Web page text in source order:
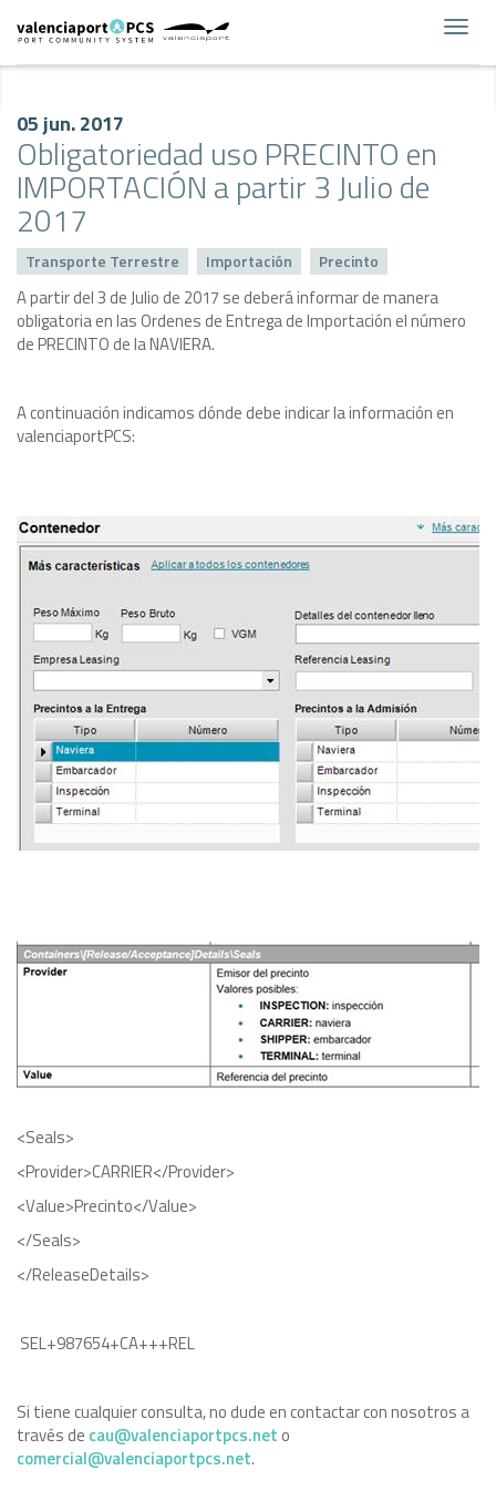
05 jun. 2017
Obligatoriedad uso PRECINTO en
IMPORTACIÓN a partir 3 Julio de
2017
Transporte Terrestre Importación Precinto
A partir del 3 de Julio de 2017 se deberá informar de manera
obligatoria en las Ordenes de Entrega de Importación el número
de PRECINTO de la NAVIERA.
A continuación indicamos dónde debe indicar la información en
valenciaportPCS:
<Seals>
<Provider>CARRIER</Provider>
<Value>Precinto</Value>
</Seals>
</ReleaseDetails>
SEL+987654+CA+++REL
Si tiene cualquier consulta, no dude en contactar con nosotros a
través de cau@valenciaportpcs.neto
comercial@valenciaportpcs.net.